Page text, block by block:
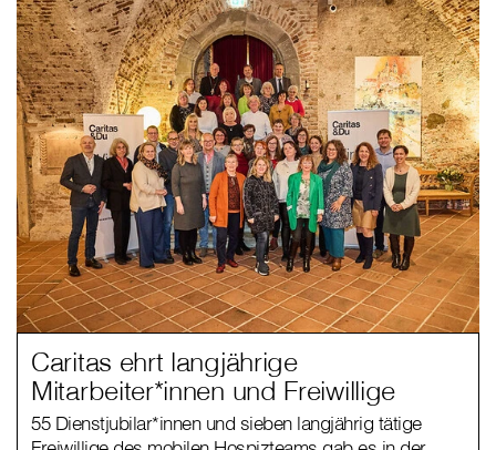
Caritas ehrt langjährige
Mitarbeiter*innen und Freiwillige
55 Dienstjubilar*innen und sieben langjährig tätige